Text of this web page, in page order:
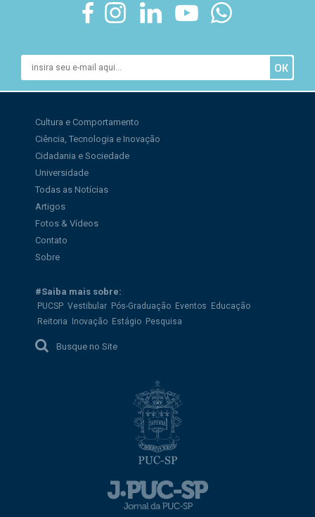
Cultura e Comportamento
Ciência, Tecnologia e Inovação
Cidadania e Sociedade
Universidade
Todas as Notícias
Artigos
Fotos & Vídeos
Contato
Sobre
#Saiba mais sobre:
PUCSP Vestibular Pós-Graduação Eventos
Educação
Reitoria
Inovação Estágio Pesquisa
Busque no Site